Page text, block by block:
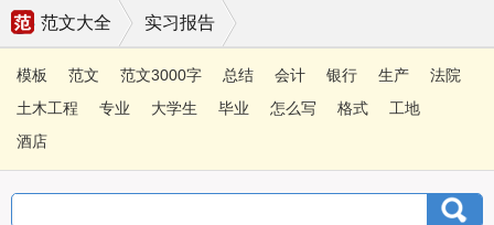
范文大全 实习报告
模板 范文 范文3000字 总结 会计 银行 生产
法院
土木工程
专业 大学生 毕业 怎么写 格式
工地
酒店